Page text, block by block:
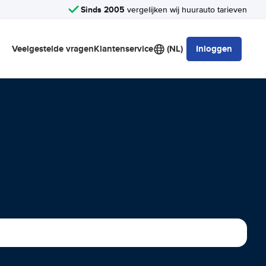
Sinds 2005 vergelijken wij huurauto tarieven
Veelgestelde vragenKlantenservice (NL) Inloggen